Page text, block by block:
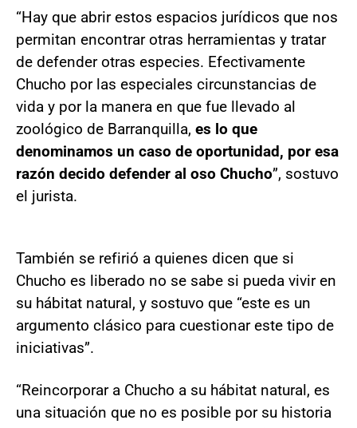
“Hay que abrir estos espacios jurídicos que nos
permitan encontrar otras herramientas y tratar
de defender otras especies. Efectivamente
Chucho por las especiales circunstancias de
vida y por la manera en que fue llevado al
zoológico de Barranquilla, es lo que
denominamos un caso de oportunidad, por esa
razón decido defender al oso Chucho”, sostuvo
el jurista.
También se refirió a quienes dicen que si
Chucho es liberado no se sabe si pueda vivir en
su hábitat natural, y sostuvo que “este es un
argumento clásico para cuestionar este tipo de
iniciativas”.
“Reincorporar a Chucho a su hábitat natural, es
una situación que no es posible por su historia